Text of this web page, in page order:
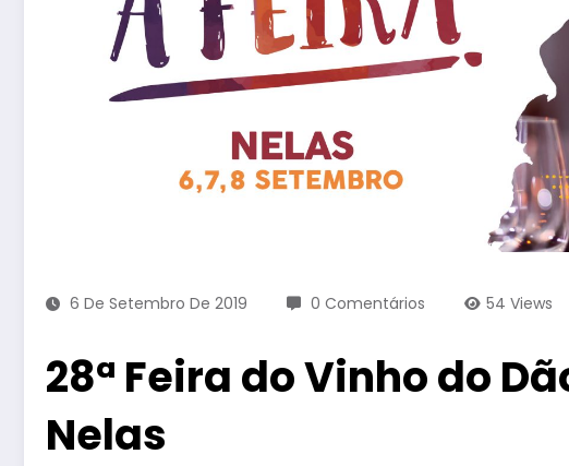
6 De Setembro De 2019 0 Comentários 54 Views
28ª Feira do Vinho do
Nelas